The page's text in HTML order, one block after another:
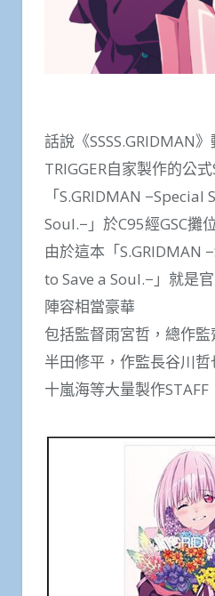
話說《SSSS.GRIDMAN
TRIGGER自家製作的公
「S.GRIDMAN
Soul.−」於C95經GSC攤
由於這本「S.GRIDMAN
to Save a Soul.−」就是
陣容相當豪華
包括監督雨宮哲，總作監
半田修平，作監長谷川
十嵐海等大量製作STAFF